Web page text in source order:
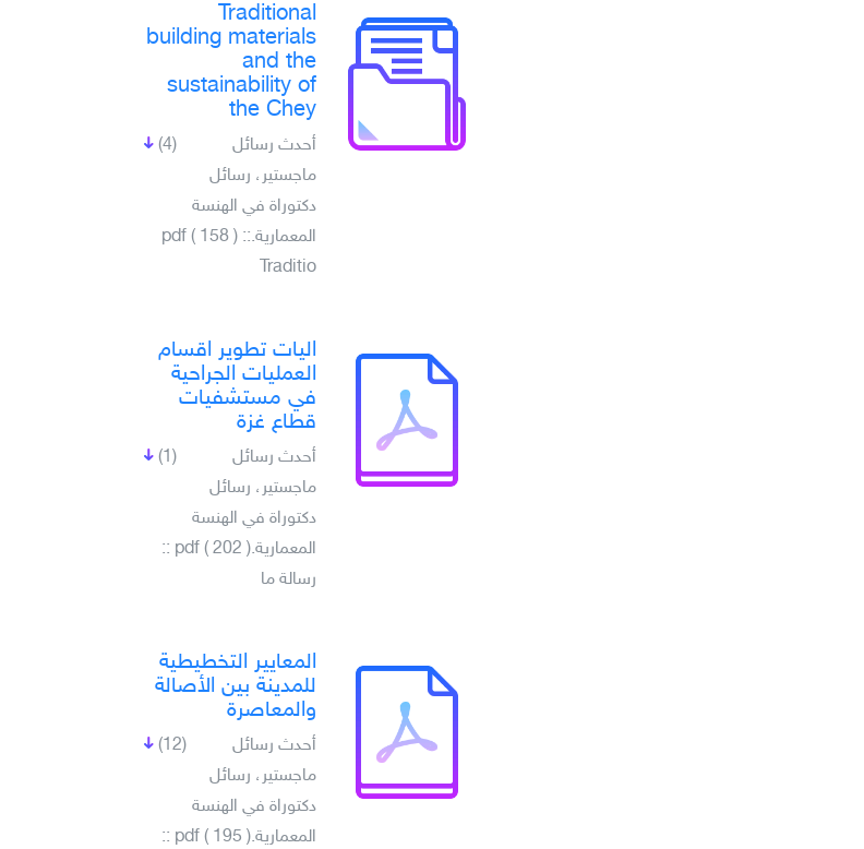
Traditional
building materials
and the
sustainability of
the Chey
(4)
أحدث رسائل
ماجستير، رسائل
دكتوراة في الهنسة
المعمارية.pdf ( 158 ) ::
Traditio
اليات تطوير اقسام
العمليات الجراحية
في مستشفيات
قطاع غزة
(1)
أحدث رسائل
ماجستير، رسائل
دكتوراة في الهنسة
المعمارية.pdf ( 202 ) ::
رسالة ما
المعايير التخطيطية
للمدينة بين الأصالة
والمعاصرة
(12)
أحدث رسائل
ماجستير، رسائل
دكتوراة في الهنسة
المعمارية.pdf ( 195 ) ::